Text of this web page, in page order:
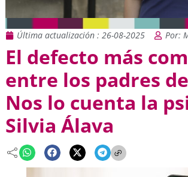
Última actualización : 26-08-2025 Por:
El defecto más
entre los padres
Nos lo cuenta la
Silvia Álava